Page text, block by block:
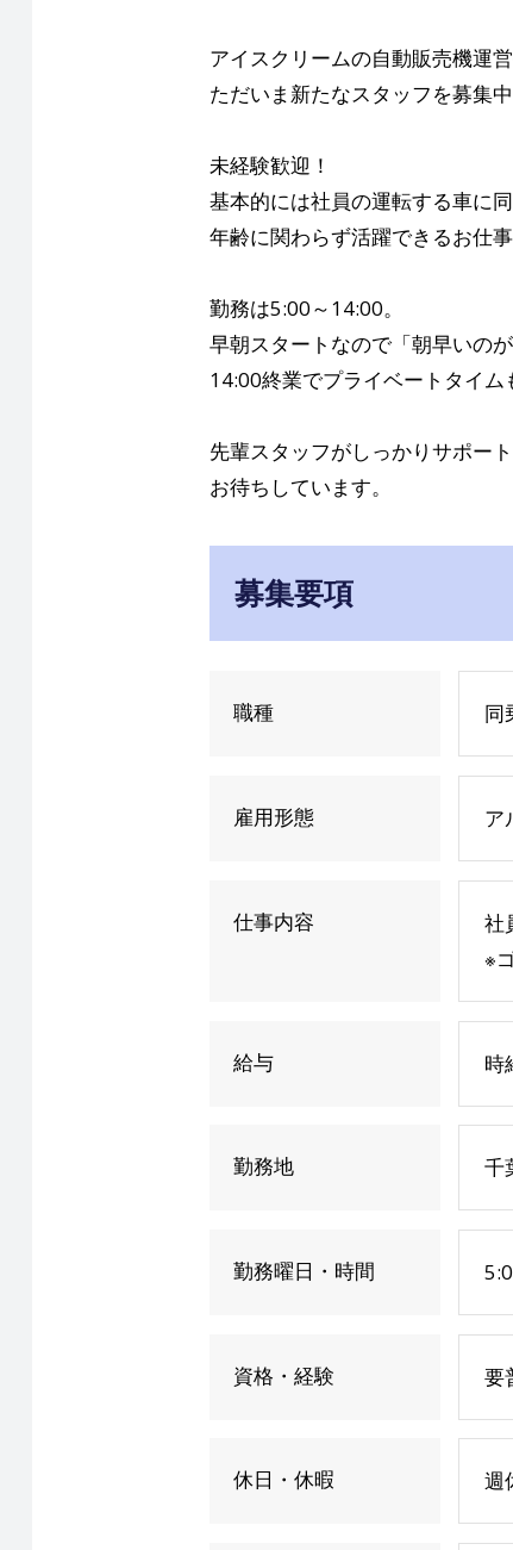
アイスクリームの自動販売機運
ただいま新たなスタッフを募集中
未経験歓迎！
基本的には社員の運転する車に
年齢に関わらず活躍できるお仕
勤務は5:00～14:00。
早朝スタートなので「朝早いの
14:00終業でプライベートタイム
先輩スタッフがしっかりサポー
お待ちしています。
募集要項
職種 同
雇用形態 ア
仕事内容
社
※
給与 時
勤務地 千
勤務曜日・時間
資格・経験 要
休日・休暇 週